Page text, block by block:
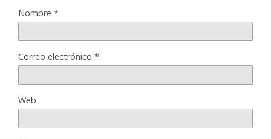
Nombre *
Correo electrónico *
Web